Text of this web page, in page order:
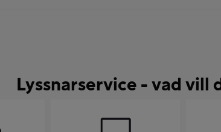
Lyssnarservice - vad vill